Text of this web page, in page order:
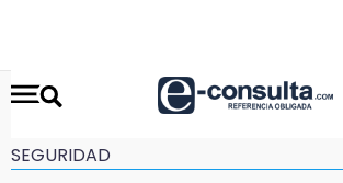
SEGURIDAD